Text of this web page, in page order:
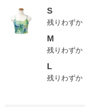
S
残りわずか
M
残りわずか
L
残りわずか